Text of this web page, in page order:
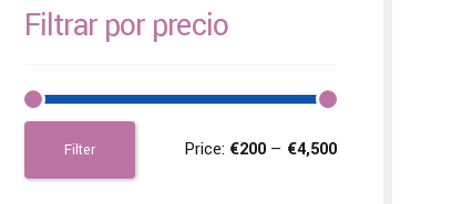
Filtrar por precio
Filter Price: €200 — €4,500